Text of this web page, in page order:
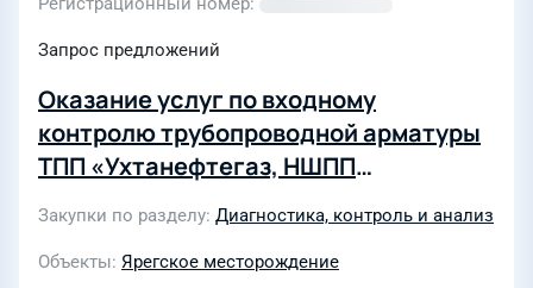
Запрос предложений
Оказание услуг по входному
контролю трубопроводной арматуры
ТПП «Ухтанефтегаз, НШПП
(г.Ухта)
Закупки по разделу Диагностика, контроль и анализ
Объекты Ярегское месторождение